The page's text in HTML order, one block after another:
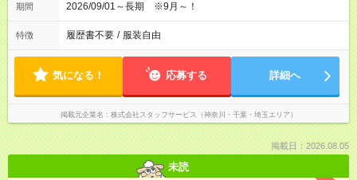
期間 2026/09/01～長期 ※9月～！
特徴 履歴書不要 / 服装自由
気になる！ 応募する 詳細へ
掲載元企業名 株式会社スタッフサービス（神奈川・千葉・埼玉エリア）
掲載日：2026.08.05
未読